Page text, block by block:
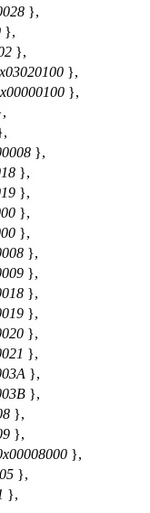
},
},
},
},
},
},
},
},
},
},
},
},
},
},
},
},
},
},
},
},
},
},
},